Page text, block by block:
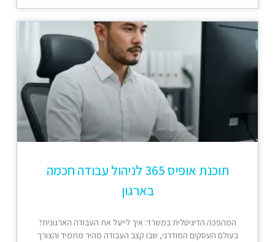
תוכנת אופיס 365 לניהול עבודה חכמה
בארגון
המהפכה הדיגיטלית במשרד: איך לייעל את העבודה הארגונית?
בעולם העסקים המודרני, שבו קצב העבודה מהיר מתמיד והצורך